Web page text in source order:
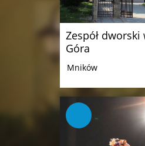
Zespół
Góra
Mników